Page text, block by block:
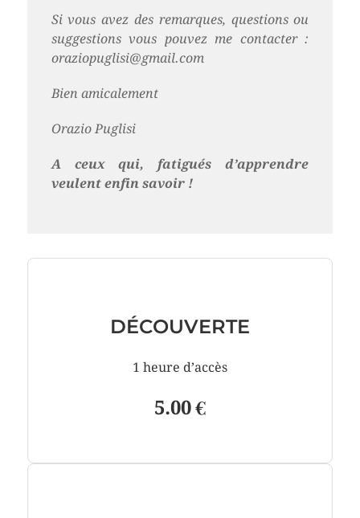
Si vous avez des remarques, questions ou
suggestions vous pouvez me contacter :
oraziopuglisi@gmail.com
Bien amicalement
Orazio Puglisi
A ceux qui, fatigués d’apprendre
veulent enfin savoir !
DÉCOUVERTE
1 heure d’accès
5.00 €